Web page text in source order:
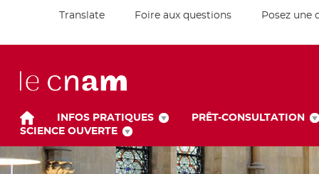
Translate Foire aux questions Posez une
INFOS PRATIQUES
PRÊT-CONSULTATION
SCIENCE OUVERTE